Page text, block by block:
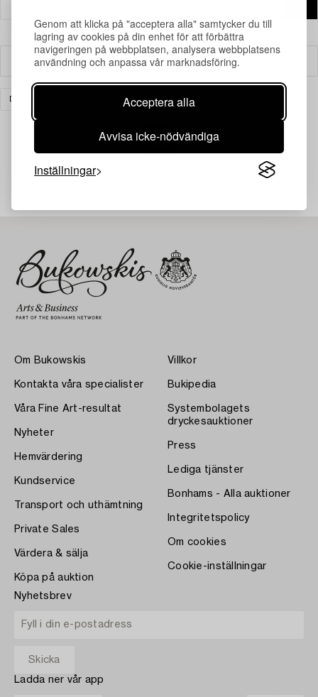
Genom att klicka på "acceptera alla" samtycker du till
lagring av cookies på din enhet för att förbättra
navigeringen på webbplatsen, analysera webbplatsens
användning och anpassa vår marknadsföring.
Acceptera alla
Avvisa icke-nödvändiga
Inställningar
Filter
RENSA ALLA
Din sökning gav ingen träff just nu.
Om Bukowskis
Kontakta våra specialister
Våra Fine Art-resultat
Nyheter
Hemvärdering
Kundservice
Transport och uthämtning
Private Sales
Värdera & sälja
Köpa på auktion
Villkor
Bukipedia
Systembolagets
dryckesauktioner
Press
Lediga tjänster
Bonhams - Alla auktioner
Integritetspolicy
Om cookies
Cookie-inställningar
Nyhetsbrev
Ladda ner vår app